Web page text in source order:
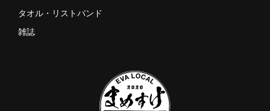
タオル・リストバンド
雑誌